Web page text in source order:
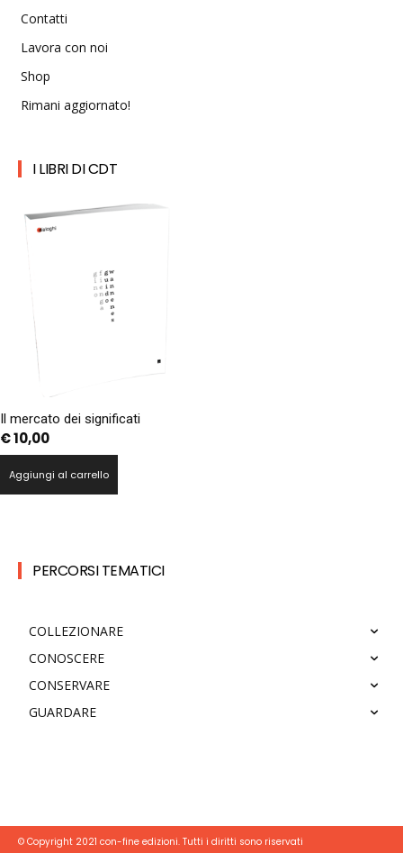
Contatti
Lavora con noi
Shop
Rimani aggiornato!
I LIBRI DI CDT
Il mercato dei significati
€10,00
Aggiungi al carrello
PERCORSI TEMATICI
COLLEZIONARE
CONOSCERE
CONSERVARE
GUARDARE
© Copyright 2021 con-fine edizioni. Tutti i diritti sono riservati